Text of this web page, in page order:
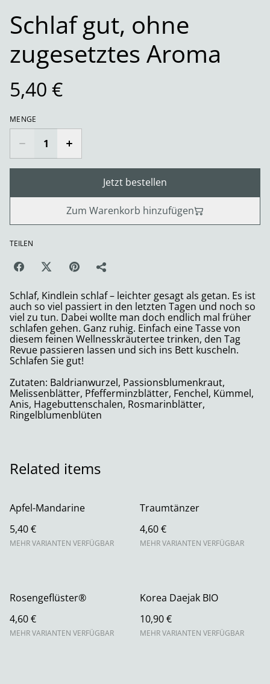
Schlaf gut, ohne
zugesetztes Aroma
5,40 €
MENGE
Jetzt bestellen
Zum Warenkorb hinzufügen
TEILEN
Schlaf, Kindlein schlaf – leichter gesagt als getan. Es ist
auch so viel passiert in den letzten Tagen und noch so
viel zu tun. Dabei wollte man doch endlich mal früher
schlafen gehen. Ganz ruhig. Einfach eine Tasse von
diesem feinen Wellnesskräutertee trinken, den Tag
Revue passieren lassen und sich ins Bett kuscheln.
Schlafen Sie gut!
Zutaten: Baldrianwurzel, Passionsblumenkraut,
Melissenblätter, Pfefferminzblätter, Fenchel, Kümmel,
Anis, Hagebuttenschalen, Rosmarinblätter,
Ringelblumenblüten
Related items
Apfel-Mandarine
5,40 €
MEHR VARIANTEN VERFÜGBAR
Traumtänzer
4,60 €
MEHR VARIANTEN VERFÜGBAR
Rosengeflüster®
4,60 €
MEHR VARIANTEN VERFÜGBAR
Korea Daejak BIO
10,90 €
MEHR VARIANTEN VERFÜGBAR